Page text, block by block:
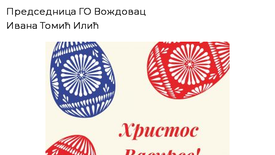
Председница ГО Вождовац
Ивана Томић Илић